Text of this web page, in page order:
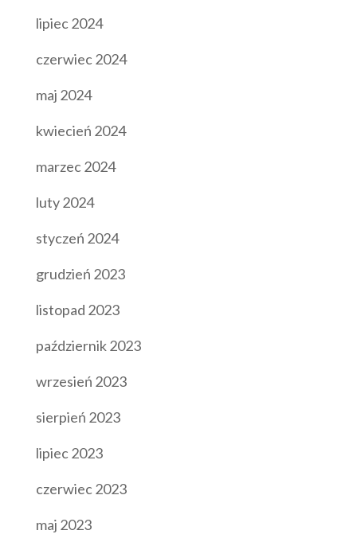
lipiec 2024
czerwiec 2024
maj 2024
kwiecień 2024
marzec 2024
luty 2024
styczeń 2024
grudzień 2023
listopad 2023
październik 2023
wrzesień 2023
sierpień 2023
lipiec 2023
czerwiec 2023
maj 2023